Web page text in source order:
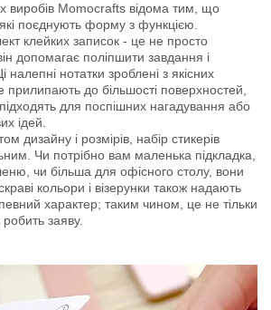
виробів Momocrafts відома тим, що
поєднують форму з функцією.
клейких записок - це не просто
допомагає поліпшити завдання і
налепні нотатки зроблені з якісних
прилипають до більшості поверхностей,
для поспішних нагадування або
ідей.
дизайну і розмірів, набір стикерів
Чи потрібно вам маленька підкладка,
чи більша для офісного столу, вони
кольори і візерунки також надають
характер; таким чином, це не тільки
заяву.